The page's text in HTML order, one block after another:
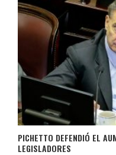
PICHETTO DEFENDIÓ EL
LEGISLADORES